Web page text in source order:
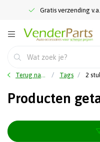
Gratis verzending
Terug naar home Tags 2
Producten